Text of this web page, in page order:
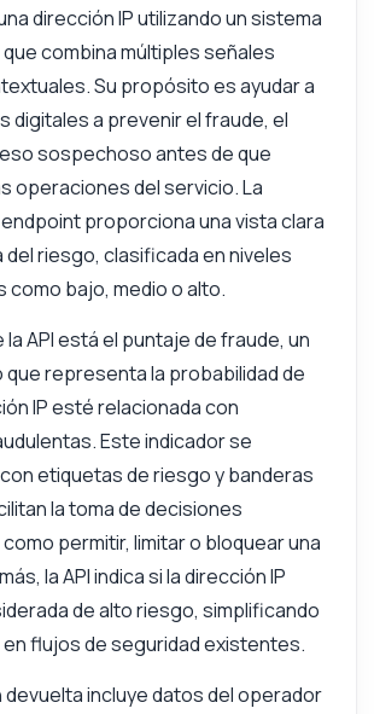
dirección IP utilizando un sistema
combina múltiples señales
Su propósito es ayudar a
digitales a prevenir el fraude, el
sospechoso antes de que
operaciones del servicio. La
proporciona una vista clara
riesgo, clasificada en niveles
bajo, medio o alto.
la API está el puntaje de fraude, un
que representa la probabilidad de
IP esté relacionada con
Este indicador se
etiquetas de riesgo y banderas
la toma de decisiones
permitir, limitar o bloquear una
la API indica si la dirección IP
de alto riesgo, simplificando
flujos de seguridad existentes.
devuelta incluye datos del operador